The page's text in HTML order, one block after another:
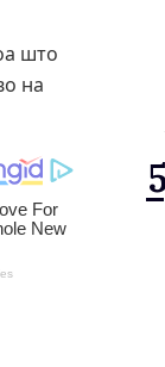
што
на